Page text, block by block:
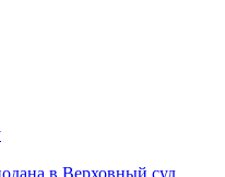
в Верховный суд